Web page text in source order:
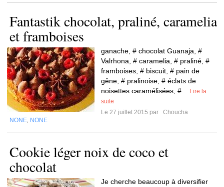
Fantastik chocolat, praliné, caramelia
et framboises
ganache, # chocolat Guanaja, #
Valrhona, # caramelia, # praliné, #
framboises, # biscuit, # pain de
gêne, # pralinoise, # éclats de
noisettes caramélisées, #...
Lire la
suite
Le 27 juillet 2015 par
Choucha
NONE NONE
Cookie léger noix de coco et
chocolat
Je cherche beaucoup à diversifier